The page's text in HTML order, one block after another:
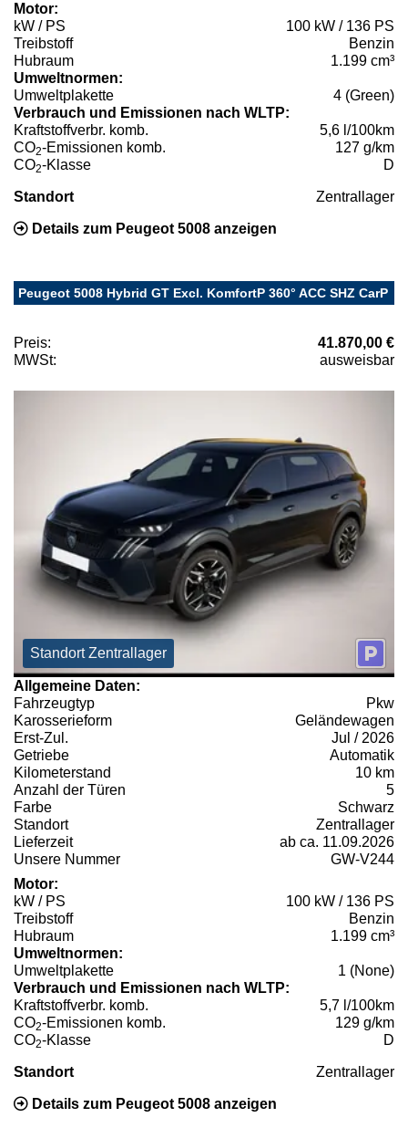
Motor:
kW / PS
100 kW / 136 PS
Treibstoff
Benzin
Hubraum
1.199 cm³
Umweltnormen:
Umweltplakette
4 (Green)
Verbrauch und Emissionen nach WLTP:
Kraftstoffverbr. komb.
5,6 l/100km
CO2-Emissionen komb.
127 g/km
CO2-Klasse D
Standort Zentrallager
Details zum Peugeot 5008 anzeigen
Peugeot 5008 Hybrid GT Excl. KomfortP 360° ACC SHZ CarP
Preis:
41.870,00 €
MWSt:
ausweisbar
Standort Zentrallager
Allgemeine Daten:
Fahrzeugtyp
Pkw
Karosserieform
Geländewagen
Erst-Zul.
Jul / 2026
Getriebe
Automatik
Kilometerstand
10 km
Anzahl der Türen
5
Farbe
Schwarz
Standort
Zentrallager
Lieferzeit
ab ca. 11.09.2026
Unsere Nummer
GW-V244
Motor:
kW / PS
100 kW / 136 PS
Treibstoff
Benzin
Hubraum
1.199 cm³
Umweltnormen:
Umweltplakette
1 (None)
Verbrauch und Emissionen nach WLTP:
Kraftstoffverbr. komb.
5,7 l/100km
CO2-Emissionen komb.
129 g/km
CO2-Klasse D
Standort Zentrallager
Details zum Peugeot 5008 anzeigen